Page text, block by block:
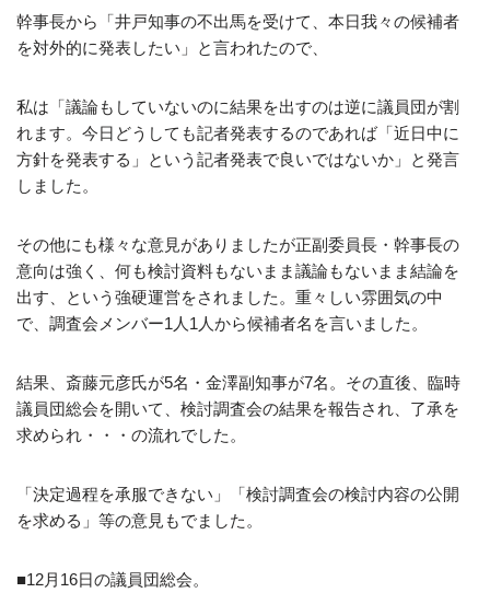
幹事長から「井戸知事の不出馬を受けて、本日我々の候補者
を対外的に発表したい」と言われたので、
私は「議論もしていないのに結果を出すのは逆に議員団が割
れます。今日どうしても記者発表するのであれば「近日中に
方針を発表する」という記者発表で良いではないか」と発言
しました。
その他にも様々な意見がありましたが正副委員長・幹事長の
意向は強く、何も検討資料もないまま議論もないまま結論を
出す、という強硬運営をされました。重々しい雰囲気の中
で、調査会メンバー1人1人から候補者名を言いました。
結果、斎藤元彦氏が5名・金澤副知事が7名。その直後、臨時
議員団総会を開いて、検討調査会の結果を報告され、了承を
求められ・・・の流れでした。
「決定過程を承服できない」「検討調査会の検討内容の公開
を求める」等の意見もでました。
■12月16日の議員団総会。